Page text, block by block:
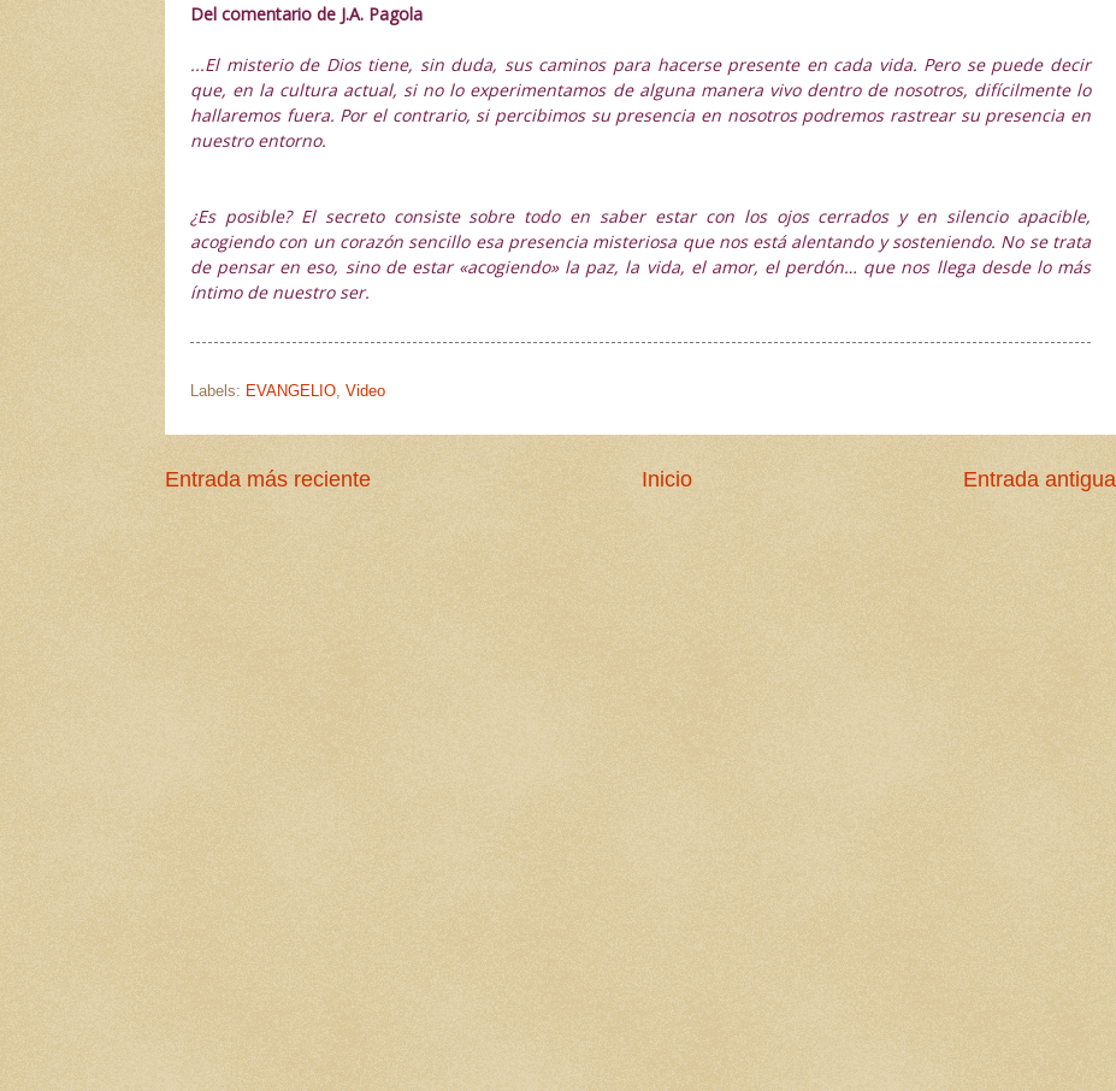
Del comentario de J.A. Pagola
...El misterio de Dios tiene, sin duda, sus caminos para hacerse presente en cada vida. Pero se puede decir
que, en la cultura actual, si no lo experimentamos de alguna manera vivo dentro de nosotros, difícilmente lo
hallaremos fuera. Por el contrario, si percibimos su presencia en nosotros podremos rastrear su presencia en
nuestro entorno.
¿Es posible? El secreto consiste sobre todo en saber estar con los ojos cerrados y en silencio apacible,
acogiendo con un corazón sencillo esa presencia misteriosa que nos está alentando y sosteniendo. No se trata
de pensar en eso, sino de estar «acogiendo» la paz, la vida, el amor, el perdón… que nos llega desde lo más
íntimo de nuestro ser.
Labels: EVANGELIO Video
Entrada más reciente Entrada antigua
Inicio